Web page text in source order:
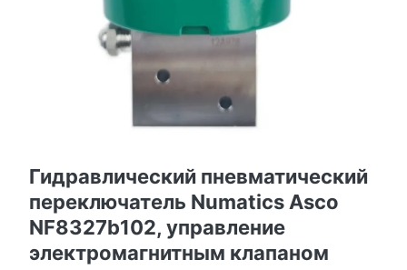
Гидравлический пневматический
переключатель Numatics Asco
NF8327b102, управление
электромагнитным клапаном